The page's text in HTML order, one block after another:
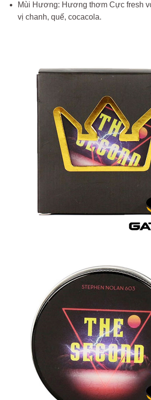
Mùi Hương: Hương thơm Cực fresh
vị chanh, quế, cocacola.